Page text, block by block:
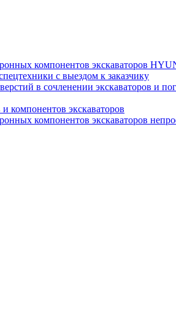
компонентов экскаваторов
с выездом к заказчику
в сочленении экскаваторов и
компонентов экскаваторов
компонентов экскаваторов